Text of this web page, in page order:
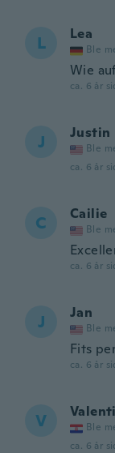
L Lea
Ble
Wie
ca. 6 år
J Justin
Ble
ca. 6 år
C Cailie
Ble
ca. 6 år
J Jan
Ble
Fits
ca. 6 år
V Ble
ca. 6 år